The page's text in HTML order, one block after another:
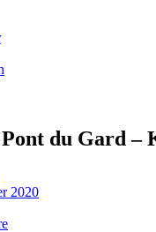
du Gard –
2020